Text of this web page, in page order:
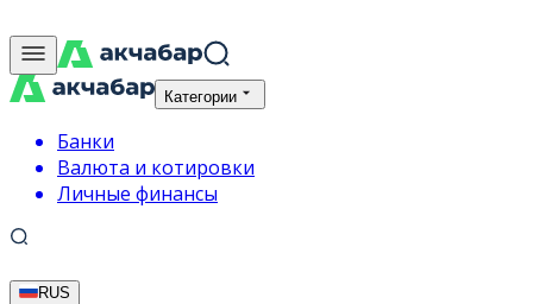
Категории
Банки
Валюта и котировки
Личные финансы
RUS